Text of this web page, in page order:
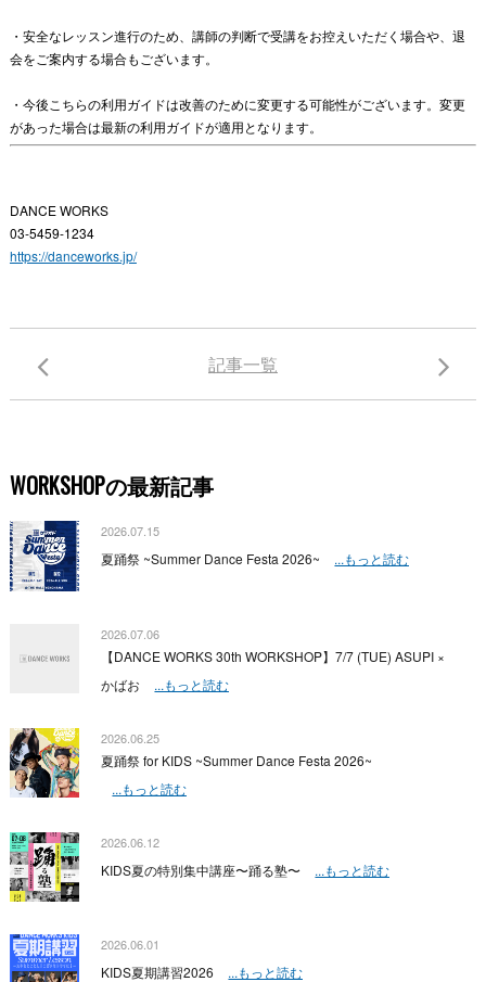
・安全なレッスン進行のため、講師の判断で受講をお控えいただく場合や、退
会をご案内する場合もございます。
・今後こちらの利用ガイドは改善のために変更する可能性がございます。変更
があった場合は最新の利用ガイドが適用となります。
DANCE WORKS
03-5459-1234
https://danceworks.jp/
記事一覧
WORKSHOPの最新記事
2026.07.15
夏踊祭 ~Summer Dance Festa 2026~ ...もっと読む
2026.07.06
【DANCE WORKS 30th WORKSHOP】7/7 (TUE) ASUPI ×
かばお
...もっと読む
2026.06.25
夏踊祭 for KIDS ~Summer Dance Festa 2026~
...もっと読む
2026.06.12
KIDS夏の特別集中講座〜踊る塾〜 ...もっと読む
2026.06.01
KIDS夏期講習2026 ...もっと読む